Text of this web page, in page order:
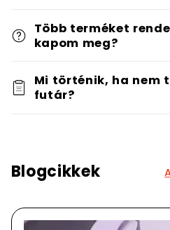
Több terméket
kapom meg?
Mi történik, ha nem
futár?
Blogcikkek